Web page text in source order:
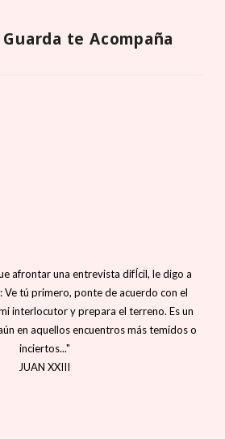
te Acompaña
afrontar una entrevista difÍcil, le digo a
Ve tú primero, ponte de acuerdo con el
interlocutor y prepara el terreno. Es un
en aquellos encuentros más temidos o
inciertos..."
JUAN XXIII